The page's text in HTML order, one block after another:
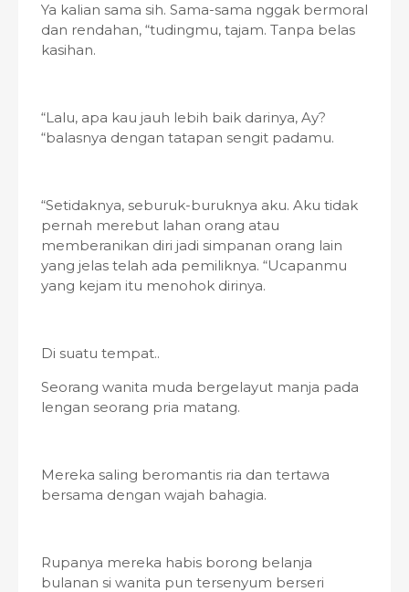
Ya kalian sama sih. Sama-sama nggak bermoral
dan rendahan, “tudingmu, tajam. Tanpa belas
kasihan.
“Lalu, apa kau jauh lebih baik darinya, Ay?
“balasnya dengan tatapan sengit padamu.
“Setidaknya, seburuk-buruknya aku. Aku tidak
pernah merebut lahan orang atau
memberanikan diri jadi simpanan orang lain
yang jelas telah ada pemiliknya. “Ucapanmu
yang kejam itu menohok dirinya.
Di suatu tempat..
Seorang wanita muda bergelayut manja pada
lengan seorang pria matang.
Mereka saling beromantis ria dan tertawa
bersama dengan wajah bahagia.
Rupanya mereka habis borong belanja
bulanan si wanita pun tersenyum berseri